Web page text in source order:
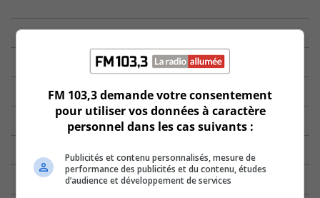
FM 103,3 demande votre consentement
pour utiliser vos données à caractère
personnel dans les cas suivants :
Publicités et contenu personnalisés, mesure de
performance des publicités et du contenu, études
d’audience et développement de services